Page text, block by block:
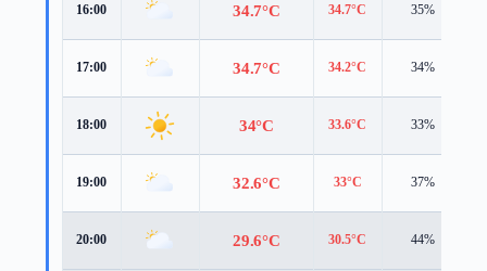
16:00 34.7°C 34.7°C 35%
17:00 34.7°C 34.2°C 34%
18:00 34°C 33.6°C 33%
19:00 32.6°C 33°C 37%
20:00 29.6°C 30.5°C 44%